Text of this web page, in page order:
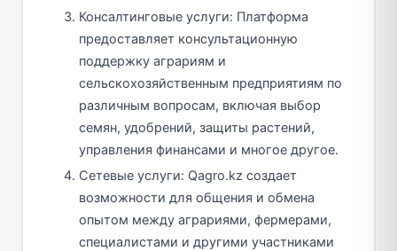
Консалтинговые услуги: Платформа
предоставляет консультационную
поддержку аграриям и
сельскохозяйственным предприятиям по
различным вопросам, включая выбор
семян, удобрений, защиты растений,
управления финансами и многое другое.
Сетевые услуги: Qagro.kz создает
возможности для общения и обмена
опытом между аграриями, фермерами,
специалистами и другими участниками